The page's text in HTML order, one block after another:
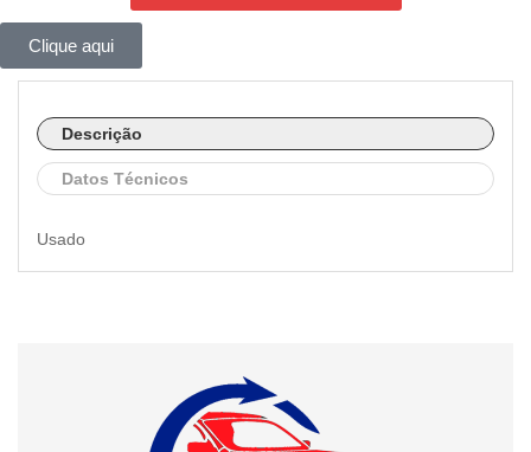
Clique aqui
Descrição
Datos Técnicos
Usado